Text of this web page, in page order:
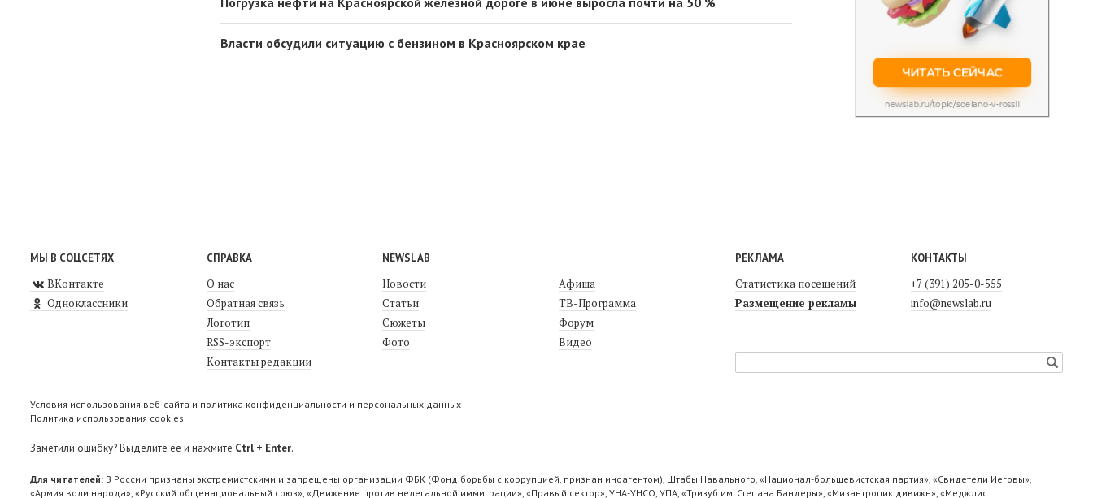
Власти обсудили ситуацию с бензином в Красноярском крае
МЫ В СОЦСЕТЯХ
ВКонтакте
Одноклассники
СПРАВКА
О нас
Обратная связь
Логотип
RSS-экспорт
Контакты редакции
NEWSLAB
Новости
Статьи
Сюжеты
Фото
Афиша
ТВ-Программа
Форум
Видео
РЕКЛАМА
Статистика посещений
Размещение рекламы
КОНТАКТЫ
+7 (391) 205-0-555
info@newslab.ru
Условия использования веб-сайта и политика конфиденциальности и персональных данных
Политика использования cookies
Заметили ошибку? Выделите её и нажмите Ctrl + Enter.
Для читателей: В России признаны экстремистскими и запрещены организации ФБК (Фонд борьбы с коррупцией, признан иноагентом), Штабы Навального, «Национал-большевистская партия», «Свидетели Иеговы»,
«Армия воли народа», «Русский общенациональный союз», «Движение против нелегальной иммиграции», «Правый сектор», УНА-УНСО, УПА, «Тризуб им. Степана Бандеры», «Мизантропик дивижн», «Меджлис